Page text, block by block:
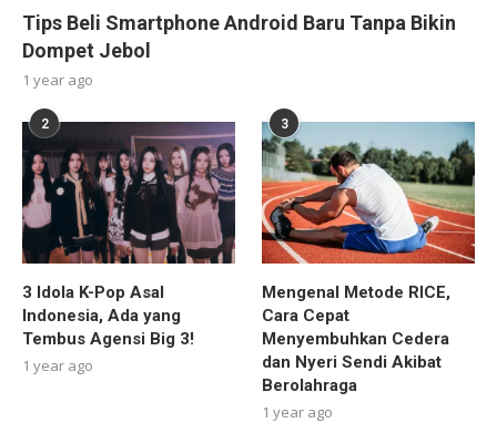
Tips Beli Smartphone Android Baru Tanpa Bikin
Dompet Jebol
1 year ago
2
3 Idola K-Pop Asal
Indonesia, Ada yang
Tembus Agensi Big 3!
1 year ago
3
Mengenal Metode RICE,
Cara Cepat
Menyembuhkan Cedera
dan Nyeri Sendi Akibat
Berolahraga
1 year ago